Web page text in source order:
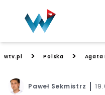
wtv.pl > Polska > Agata
Paweł Sekmistrz